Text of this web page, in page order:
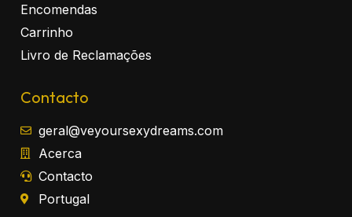
Encomendas
Carrinho
Livro de Reclamações
Contacto
geral@veyoursexydreams.com
Acerca
Contacto
Portugal